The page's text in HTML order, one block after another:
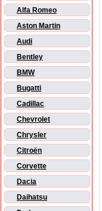
Alfa Romeo
Aston Martin
Audi
Bentley
BMW
Bugatti
Cadillac
Chevrolet
Chrysler
Citroën
Corvette
Dacia
Daihatsu